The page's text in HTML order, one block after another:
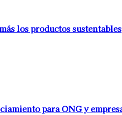
los productos sustentables
para ONG y